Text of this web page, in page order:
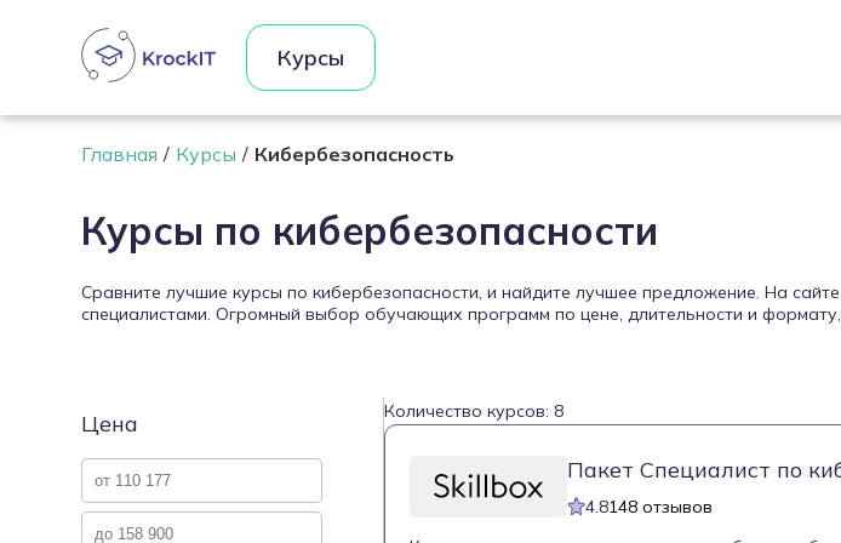
Курсы
Главная Курсы Кибербезопасность
Курсы по кибербезопасности
Сравните лучшие курсы по кибербезопасности, и найдите лучшее предложение. На
специалистами. Огромный выбор обучающих программ по цене, длительности и
Цена Количество курсов: 8
Пакет Специалист по
4.8148 отзывов